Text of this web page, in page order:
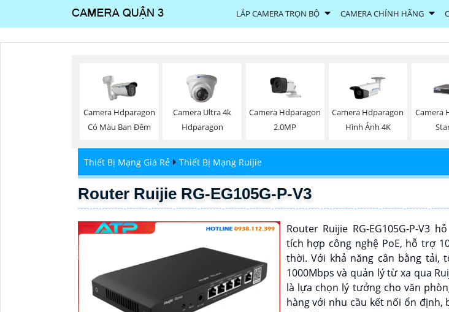
LẮP CAMERA TRỌN BỘ CAMERA CHÍNH HÃNG
Camera Hdparagon
Có Màu Ban Đêm
Camera Ultra 4k
Hdparagon
Camera Hdparagon
2.0MP
Camera Hdparagon
Hình Ảnh 4K
Camera
Thiết Bị Mạng Giá Rẻ Thiết Bị Mạng Ruijie
Router Ruijie RG-EG105G-P-V3
Router Ruijie RG-EG105G-P-V3
tích hợp công nghệ PoE, hỗ trợ
thời. Với khả năng cân bằng tải,
1000Mbps và quản lý từ xa qua
là lựa chọn lý tưởng cho văn
hàng với nhu cầu kết nối ổn định,